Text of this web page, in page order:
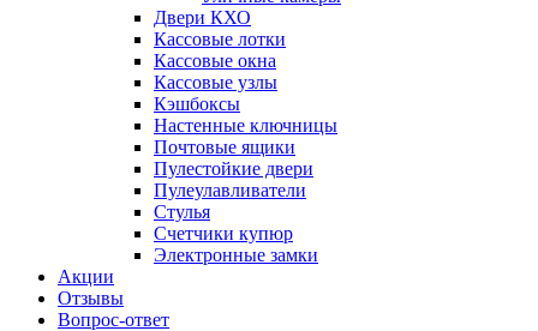
Двери КХО
Кассовые лотки
Кассовые окна
Кассовые узлы
Кэшбоксы
Настенные ключницы
Почтовые ящики
Пулестойкие двери
Пулеулавливатели
Стулья
Счетчики купюр
Электронные замки
Акции
Отзывы
Вопрос-ответ